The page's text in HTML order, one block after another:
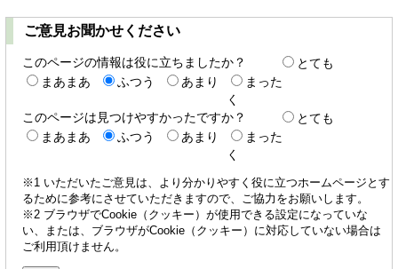
ご意見お聞かせください
このページの情報は役に立ちましたか？
とても
まあまあ
ふつう あまり
まった
く
このページは見つけやすかったですか？
とても
まあまあ
ふつう あまり
まった
く
※1 いただいたご意見は、より分かりやすく役に立つホームページとす
るために参考にさせていただきますので、ご協力をお願いします。
※2 ブラウザでCookie（クッキー）が使用できる設定になっていな
い、または、ブラウザがCookie（クッキー）に対応していない場合は
ご利用頂けません。